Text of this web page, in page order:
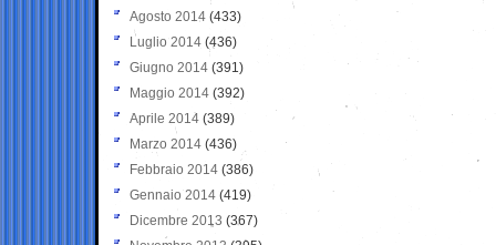
Agosto 2014 (433)
Luglio 2014 (436)
Giugno 2014 (391)
Maggio 2014 (392)
Aprile 2014 (389)
Marzo 2014 (436)
Febbraio 2014 (386)
Gennaio 2014 (419)
Dicembre 2013 (367)